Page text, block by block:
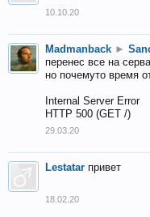
10.10.20
Madmanback ►
перенес все на
но почемуто время
Internal Server Error
HTTP 500 (GET /)
29.03.20
Lestatar привет
18.02.20